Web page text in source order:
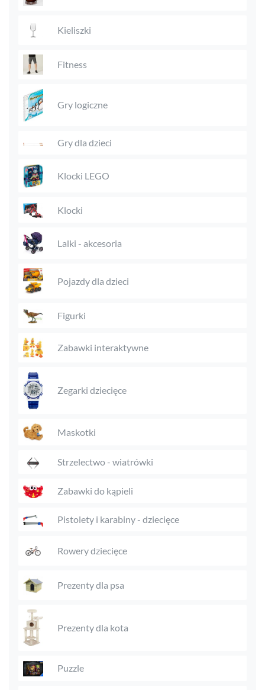
Kieliszki
Fitness
Gry logiczne
Gry dla dzieci
Klocki LEGO
Klocki
Lalki - akcesoria
Pojazdy dla dzieci
Figurki
Zabawki interaktywne
Zegarki dziecięce
Maskotki
Strzelectwo - wiatrówki
Zabawki do kąpieli
Pistolety i karabiny - dziecięce
Rowery dziecięce
Prezenty dla psa
Prezenty dla kota
Puzzle